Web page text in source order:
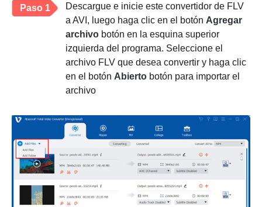
Paso 1
Descargue e inicie este convertidor de FLV
a AVI, luego haga clic en el botón Agregar
archivo botón en la esquina superior
izquierda del programa. Seleccione el
archivo FLV que desea convertir y haga clic
en el botón Abierto botón para importar el
archivo